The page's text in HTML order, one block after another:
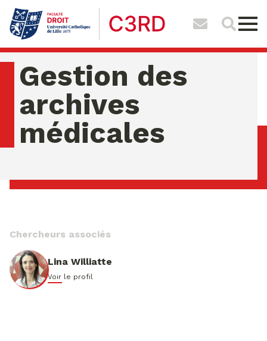
Gestion des
archives
médicales
Chercheurs associés
Lina Williatte
Voir le profil